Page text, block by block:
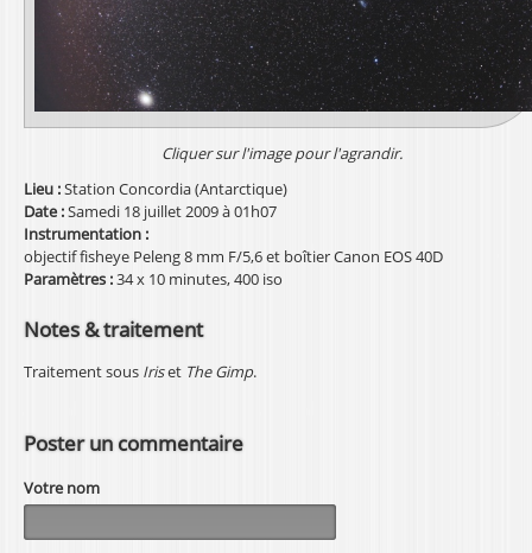
Cliquer sur l'image pour l'agrandir.
Lieu :Station Concordia (Antarctique)
Date :Samedi 18 juillet 2009 à 01h07
Instrumentation :
objectif fisheye Peleng 8 mm F/5,6 et boîtier Canon EOS 40D
Paramètres :34 x 10 minutes, 400 iso
Notes & traitement
Traitement sous Iriset The Gimp.
Poster un commentaire
Votre nom